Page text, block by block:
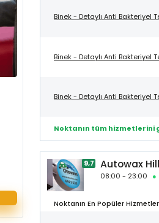
Binek - Detaylı Anti Bakteriyel
Binek - Detaylı Anti Bakteriyel
Binek - Detaylı Anti Bakteriyel
Noktanın tüm hizmetlerini
9,7 Autowax
08:00 - 23:00
Noktanın En Popüler